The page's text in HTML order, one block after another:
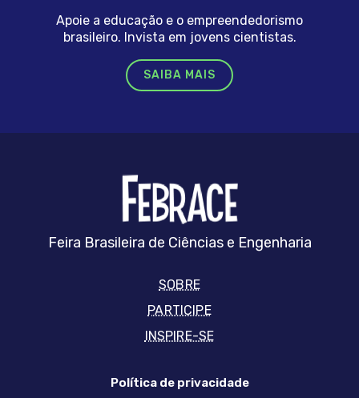
Apoie a educação e o empreendedorismo
brasileiro. Invista em jovens cientistas.
SAIBA MAIS
Feira Brasileira de Ciências e Engenharia
SOBRE
PARTICIPE
INSPIRE-SE
Política de privacidade